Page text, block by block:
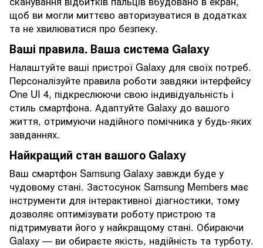
щоб ви могли миттєво авторизуватися в додатках
та не хвилюватися про безпеку.
Ваші правила. Ваша система Galaxy
Налаштуйте ваші пристрої Galaxy для своїх потреб.
Персоналізуйте правила роботи завдяки інтерфейсу
One UI 4, підкреслюючи свою індивідуальність і
стиль смартфона. Адаптуйте Galaxy до вашого
життя, отримуючи надійного помічника у будь-яких
завданнях.
Найкращий стан вашого Galaxy
Ваш смартфон Samsung Galaxy завжди буде у
чудовому стані. Застосунок Samsung Members має
інструменти для інтерактивної діагностики, тому
дозволяє оптимізувати роботу пристрою та
підтримувати його у найкращому стані. Обираючи
Galaxy — ви обираєте якість, надійність та турботу.